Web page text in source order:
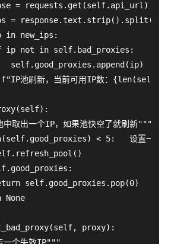
= requests.get(self.api_url)
= response.text.strip().split('')
in new_ips:
ip not in self.bad_proxies:
self.good_proxies.append(ip)
池刷新，当前可用IP数：
取出一个IP，如果池快空了就刷新"""
< 5:   设置一个阈
self.good_proxies.pop(0)   从头
None
proxy):